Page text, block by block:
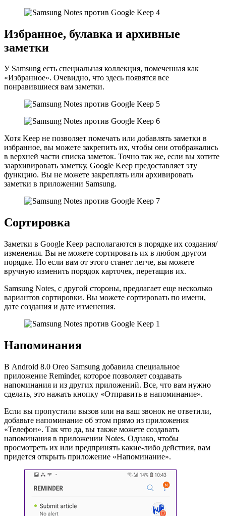
Избранное, булавка и архивные
заметки
У Samsung есть специальная коллекция, помеченная как
«Избранное». Очевидно, что здесь появятся все
понравившиеся вам заметки.
Хотя Keep не позволяет помечать или добавлять заметки в
избранное, вы можете закрепить их, чтобы они отображались
в верхней части списка заметок. Точно так же, если вы хотите
заархивировать заметку, Google Keep предоставляет эту
функцию. Вы не можете закреплять или архивировать
заметки в приложении Samsung.
Сортировка
Заметки в Google Keep располагаются в порядке их создания/
изменения. Вы не можете сортировать их в любом другом
порядке. Но если вам от этого станет легче, вы можете
вручную изменить порядок карточек, перетащив их.
Samsung Notes, с другой стороны, предлагает еще несколько
вариантов сортировки. Вы можете сортировать по имени,
дате создания и дате изменения.
Напоминания
В Android 8.0 Oreo Samsung добавила специальное
приложение Reminder, которое позволяет создавать
напоминания и из других приложений. Все, что вам нужно
сделать, это нажать кнопку «Отправить в напоминание».
Если вы пропустили вызов или на ваш звонок не ответили,
добавьте напоминание об этом прямо из приложения
«Телефон». Так что да, вы также можете создавать
напоминания в приложении Notes. Однако, чтобы
просмотреть их или предпринять какие-либо действия, вам
придется открыть приложение «Напоминание».